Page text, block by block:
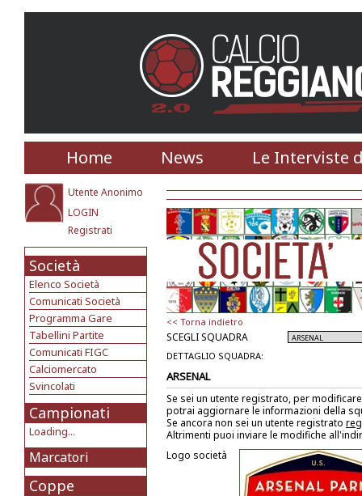
Home News Le Interviste
Utente Anonimo
LOGIN
Registrati
Società
Elenco Società
Comunicati Società
Programma Gare
Tabellini Partite
Comunicati FIGC
Calciomercato
Svincolati
Campionati
Loading...
Marcatori
Coppe
<< Torna indietro
SCEGLI SQUADRA
DETTAGLIO SQUADRA:
ARSENAL
Se sei un utente registrato, per
potrai aggiornare le informazioni della
Se ancora non sei un utente registrato
Altrimenti puoi inviare le modifiche
Logo società